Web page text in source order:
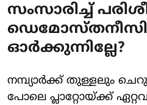
സംസാരിച്ച്
ഓര്‍ക്കുന്നില്ലേ?
നമ്പ്യാര്‍ക്ക് തുള്ളലും
പോലെ പ്ലാറ്റോയ്ക്ക്